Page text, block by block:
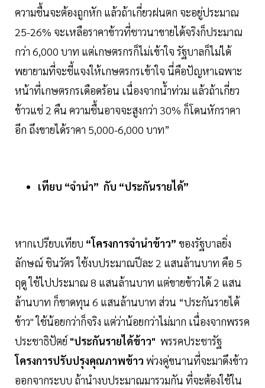
ความชื้นจะต้องถูกหัก แล้วถ้าเกี่ยวฝนตก จะอยู่ประมาณ
25-26% จะเหลือราคาข้าวที่ชาวนาขายได้จริงก็ประมาณ
กว่า 6,000 บาท แต่เกษตรกรก็ไม่เข้าใจ รัฐบาลก็ไม่ได้
พยายามที่จะชี้แจงให้เกษตรกรเข้าใจ นี่คือปัญหาเฉพาะ
หน้าที่เกษตรกรเดือดร้อน เนื่องจากน้ำท่วม แล้วถ้าเกี่ยว
ข้าวแช่ 2 คืน ความชื้นอาจจะสูงกว่า 30% ก็โดนหักราคา
อีก ถึงขายได้ราคา 5,000-6,000 บาท”
เทียบ “จำนำ” กับ “ประกันรายได้”
หากเปรียบเทียบ “โครงการจำนำข้าว” ของรัฐบาลยิ่ง
ลักษณ์ ชินวัตร ใช้งบประมาณปีละ 2 แสนล้านบาท คือ 5
ฤดู ใช้ไปประมาณ 8 แสนล้านบาท แต่ขายข้าวได้ 2 แสน
ล้านบาท ก็ขาดทุน 6 แสนล้านบาท ส่วน “ประกันรายได้
ข้าว" ใช้น้อยกว่าก็จริง แต่ว่าน้อยกว่าไม่มาก เนื่องจากพรรค
ประชาธิปัตย์ "ประกันรายได้ข้าว" พรรคประชารัฐ
โครงการปรับปรุงคุณภาพข้าว พ่วงคู่ขนานที่จะมาดึงข้าว
ออกจากระบบ ถ้านำงบประมาณมารวมกัน ที่จะต้องใช้ใน